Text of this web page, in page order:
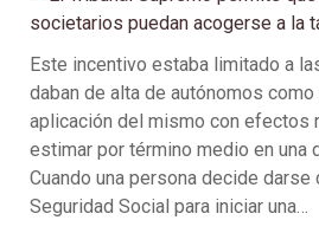
Este incentivo estaba limitado a
daban de alta de autónomos
aplicación del mismo con efectos
estimar por término medio en una
Cuando una persona decide darse
Seguridad Social para iniciar una…